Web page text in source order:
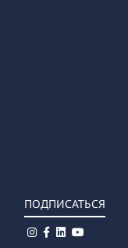
ПОДПИСАТЬСЯ